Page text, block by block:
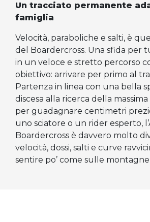
Un tracciato permanente
famiglia
Velocità, paraboliche e salti, è
del Boardercross. Una sfida per
in un veloce e stretto percorso
obiettivo: arrivare per primo al
Partenza in linea con una bella
discesa alla ricerca della
per guadagnare centimetri
uno sciatore o un rider esperto,
Boardercross è davvero molto
velocità, dossi, salti e curve
sentire po’ come sulle montagne